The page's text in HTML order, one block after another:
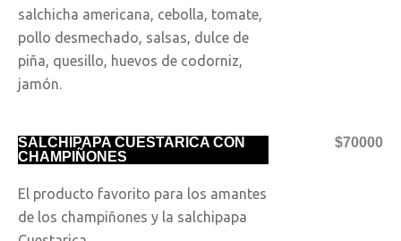
salchicha americana, cebolla, tomate,
pollo desmechado, salsas, dulce de
piña, quesillo, huevos de codorniz,
jamón.
SALCHIPAPA CUESTARICA CON
CHAMPIÑONES
El producto favorito para los amantes
de los champiñones y la salchipapa
$70000